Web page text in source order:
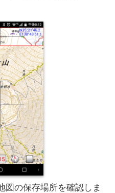
図の保存場所を確認しま